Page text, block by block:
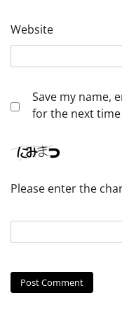
Website
Save my name,
for the next
Please enter the